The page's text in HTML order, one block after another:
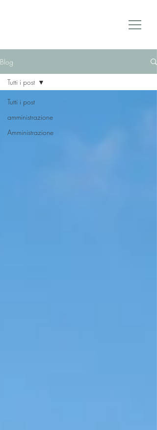
Blog
Tutti i post
amministrazione
Amministrazione
Tutti i post